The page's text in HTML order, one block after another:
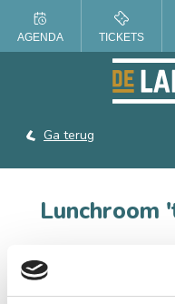
ZOMER IN DE LANGSTRAAT
Ga terug
Lunchroom
Lunchroom ’t
met een
allerlei lekkers.
AGENDA TICKETS